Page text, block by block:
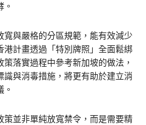
與嚴格的分區規範，能有效減少
計畫透過「特別牌照」全面鬆綁
落實過程中參考新加坡的做法，
與消毒措施，將更有助於建立消
並非單純放寬禁令，而是需要精